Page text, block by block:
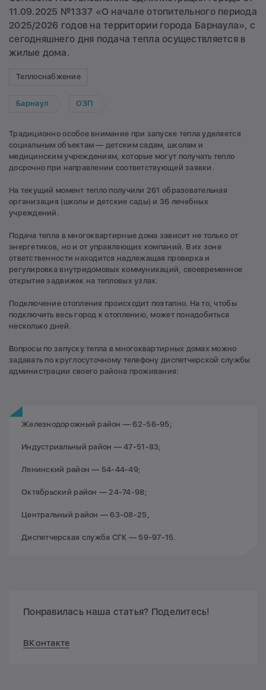
11.09.2025 №1337 «О начале отопительного периода
2025/2026 годов на территории города Барнаула», с
сегодняшнего дня подача тепла осуществляется в
жилые дома.
Теплоснабжение
Барнаул ОЗП
Традиционно особое внимание при запуске тепла уделяется
социальным объектам — детским садам, школам и
медицинским учреждениям, которые могут получать тепло
досрочно при направлении соответствующей заявки.
На текущий момент тепло получили 261 образовательная
организация (школы и детские сады) и 36 лечебных
учреждений.
Подача тепла в многоквартирные дома зависит не только от
энергетиков, но и от управляющих компаний. В их зоне
ответственности находится надлежащая проверка и
регулировка внутридомовых коммуникаций, своевременное
открытие задвижек на тепловых узлах.
Подключение отопления происходит поэтапно. На то, чтобы
подключить весь город к отоплению, может понадобиться
несколько дней.
Вопросы по запуску тепла в многоквартирных домах можно
задавать по круглосуточному телефону диспетчерской службы
администрации своего района проживания:
Железнодорожный район — 62-56-95;
Индустриальный район — 47-51-83;
Ленинский район — 54-44-49;
Октябрьский район — 24-74-98;
Центральный район — 63-08-25,
Диспетчерская служба СГК — 59-97-15.
Понравилась наша статья? Поделитесь!
ВКонтакте